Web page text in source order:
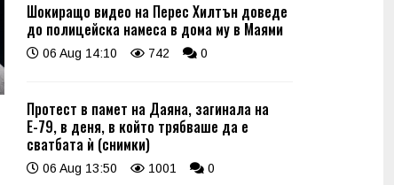
Шокиращо видео на Перес Хилтън доведе
до полицейска намеса в дома му в Маями
06 Aug 14:10 742 0
Протест в памет на Даяна, загинала на
Е-79, в деня, в който трябваше да е
сватбата ѝ (снимки)
06 Aug 13:50 1001 0